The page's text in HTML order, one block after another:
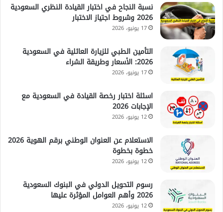
نسبة النجاح في اختبار القيادة النظري السعودية
2026 وشروط اجتياز الاختبار
17 يونيو، 2026
التأمين الطبي للزيارة العائلية في السعودية
2026: الأسعار وطريقة الشراء
17 يونيو، 2026
اسئلة اختبار رخصة القيادة في السعودية مع
الإجابات 2026
12 يونيو، 2026
الاستعلام عن العنوان الوطني برقم الهوية 2026
خطوة بخطوة
12 يونيو، 2026
رسوم التحويل الدولي في البنوك السعودية
2026 وأهم العوامل المؤثرة عليها
12 يونيو، 2026